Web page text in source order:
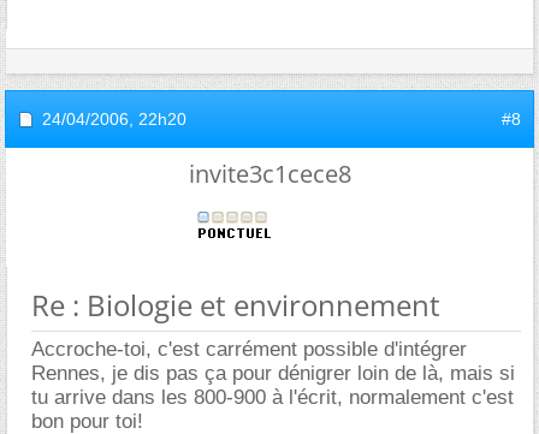
24/04/2006, 22h20 #8
invite3c1cece8
Re : Biologie et environnement
Accroche-toi, c'est carrément possible d'intégrer
Rennes, je dis pas ça pour dénigrer loin de là, mais si
tu arrive dans les 800-900 à l'écrit, normalement c'est
bon pour toi!